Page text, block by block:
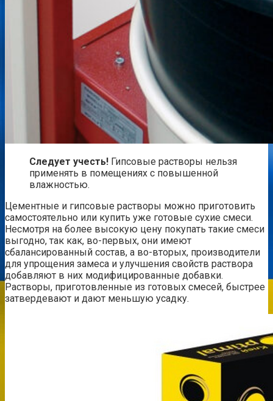
Следует учесть! Гипсовые растворы нельзя
применять в помещениях с повышенной
влажностью.
Цементные и гипсовые растворы можно приготовить
самостоятельно или купить уже готовые сухие смеси.
Несмотря на более высокую цену покупать такие смеси
выгодно, так как, во-первых, они имеют
сбалансированный состав, а во-вторых, производители
для упрощения замеса и улучшения свойств раствора
добавляют в них модифицированные добавки.
Растворы, приготовленные из готовых смесей, быстрее
затвердевают и дают меньшую усадку.